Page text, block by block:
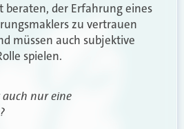
beraten, der Erfahrung eines
zu vertrauen
müssen auch subjektive
spielen.
auch nur eine